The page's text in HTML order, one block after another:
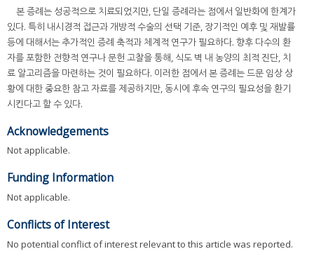
본 증례는 성공적으로 치료되었지만, 단일 증례라는 점에서 일반화에 한계가
있다. 특히 내시경적 접근과 개방적 수술의 선택 기준, 장기적인 예후 및 재발률
등에 대해서는 추가적인 증례 축적과 체계적 연구가 필요하다. 향후 다수의 환
자를 포함한 전향적 연구나 문헌 고찰을 통해, 식도 벽 내 농양의 최적 진단, 치
료 알고리즘을 마련하는 것이 필요하다. 이러한 점에서 본 증례는 드문 임상 상
황에 대한 중요한 참고 자료를 제공하지만, 동시에 후속 연구의 필요성을 환기
시킨다고 할 수 있다.
Acknowledgements
Not applicable.
Funding Information
Not applicable.
Conflicts of Interest
No potential conflict of interest relevant to this article was reported.